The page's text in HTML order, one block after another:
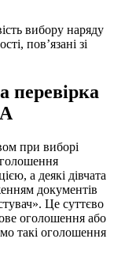
вибору наряду
пов’язані зі
перевірка
при виборі
а деякі дівчата
документів
Це суттєво
оголошення або
такі оголошення